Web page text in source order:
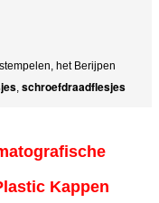
het Berijpen
, schroefdraadflesjes
Kappen